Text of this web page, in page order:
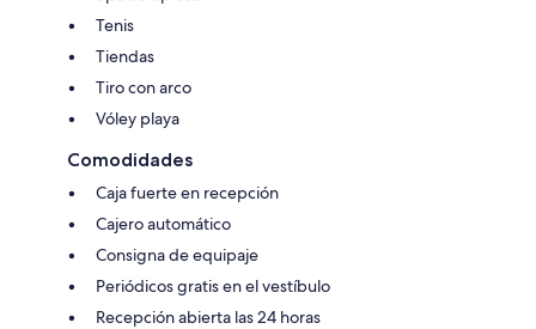
Tenis
Tiendas
Tiro con arco
Vóley playa
Comodidades
Caja fuerte en recepción
Cajero automático
Consigna de equipaje
Periódicos gratis en el vestíbulo
Recepción abierta las 24 horas